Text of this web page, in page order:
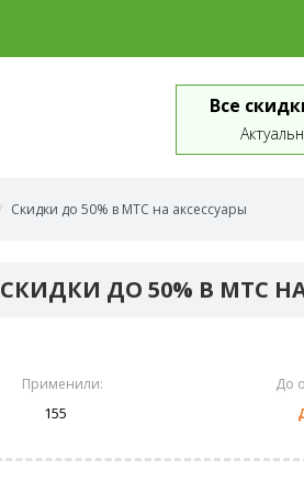
Все
Скидки до 50% в МТС на аксессуары
СКИДКИ ДО 50% В МТС
Применили:
155
До